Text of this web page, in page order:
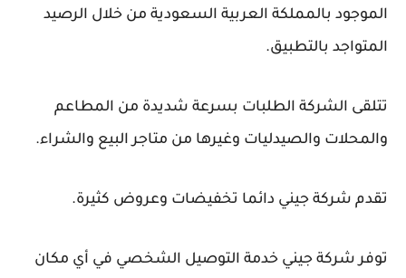
الموجود بالمملكة العربية السعودية من خلال الرصيد
المتواجد بالتطبيق.
تتلقى الشركة الطلبات بسرعة شديدة من المطاعم
والمحلات والصيدليات وغيرها من متاجر البيع والشراء.
تقدم شركة جيني دائما تخفيضات وعروض كثيرة.
توفر شركة جيني خدمة التوصيل الشخصي في أي مكان